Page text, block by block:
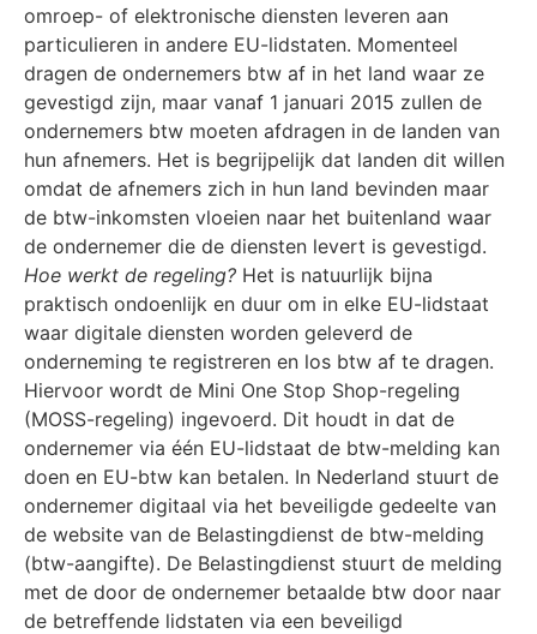
omroep- of elektronische diensten leveren aan
particulieren in andere EU-lidstaten. Momenteel
dragen de ondernemers btw af in het land waar ze
gevestigd zijn, maar vanaf 1 januari 2015 zullen de
ondernemers btw moeten afdragen in de landen van
hun afnemers. Het is begrijpelijk dat landen dit willen
omdat de afnemers zich in hun land bevinden maar
de btw-inkomsten vloeien naar het buitenland waar
de ondernemer die de diensten levert is gevestigd.
Hoe werkt de regeling? Het is natuurlijk bijna
praktisch ondoenlijk en duur om in elke EU-lidstaat
waar digitale diensten worden geleverd de
onderneming te registreren en los btw af te dragen.
Hiervoor wordt de Mini One Stop Shop-regeling
(MOSS-regeling) ingevoerd. Dit houdt in dat de
ondernemer via één EU-lidstaat de btw-melding kan
doen en EU-btw kan betalen. In Nederland stuurt de
ondernemer digitaal via het beveiligde gedeelte van
de website van de Belastingdienst de btw-melding
(btw-aangifte). De Belastingdienst stuurt de melding
met de door de ondernemer betaalde btw door naar
de betreffende lidstaten via een beveiligd